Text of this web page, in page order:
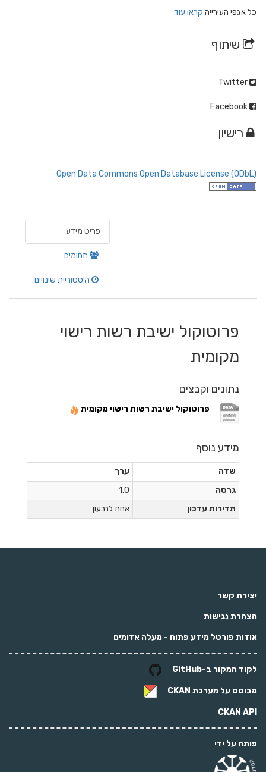
כל אגפי העירייה קראו עוד
שיתוף
רישיון
Open Data Commons Open Database License (ODbL)
פריט מידע
תחומים
היסטוריית שינויים
פרוטוקול ישיבת רשות רישוי
מקומית
נתונים וקבצים
פרוטוקול ישיבת רשות רישוי מקומית
מידע נוסף
שדה
ערך
גרסה
1.0
תדירות עדכון
אחת לרבעון
יצירת קשר
הצהרת נגישות
אודות פורטל מידע פתוח - מעלה אדומים
לקוד המקור ב-GitHub
מבוסס על מערכת CKAN
CKAN API
פותח על ידי